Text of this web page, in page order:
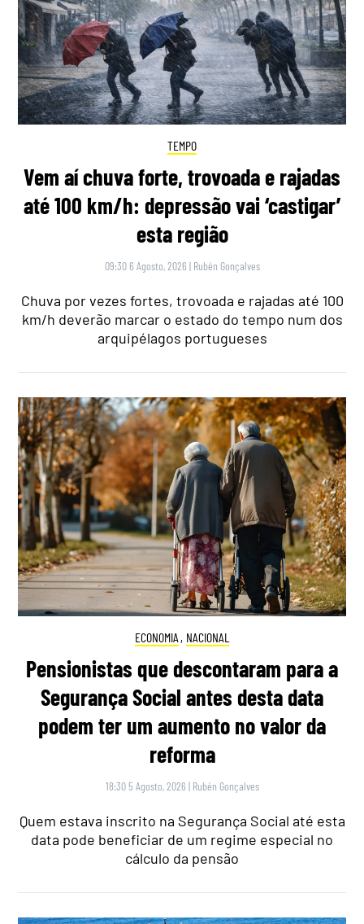
TEMPO
Vem aí chuva forte, trovoada e rajadas
até 100 km/h: depressão vai ‘castigar’
esta região
09:30 6 Agosto, 2026 | Rubén Gonçalves
Chuva por vezes fortes, trovoada e rajadas até 100
km/h deverão marcar o estado do tempo num dos
arquipélagos portugueses
ECONOMIA , NACIONAL
Pensionistas que descontaram para a
Segurança Social antes desta data
podem ter um aumento no valor da
reforma
18:30 5 Agosto, 2026 | Rubén Gonçalves
Quem estava inscrito na Segurança Social até esta
data pode beneficiar de um regime especial no
cálculo da pensão